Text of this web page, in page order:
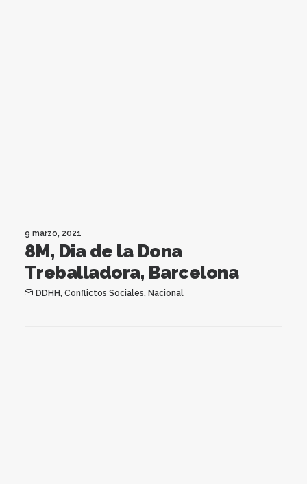
9 marzo, 2021
8M, Dia de la Dona
Treballadora, Barcelona
DDHH, Conflictos Sociales, Nacional